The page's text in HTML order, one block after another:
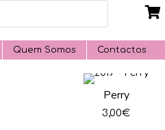
Quem Somos Contactos
Perry
3,00€